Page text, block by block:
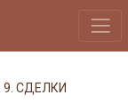
9. СДЕЛКИ